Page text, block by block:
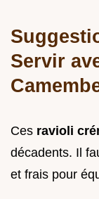
Servir
Ces ravioli
décadents. Il
et frais pour